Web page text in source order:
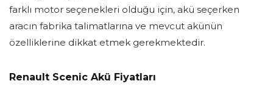
farklı motor seçenekleri olduğu için, akü seçerken
aracın fabrika talimatlarına ve mevcut akünün
özelliklerine dikkat etmek gerekmektedir.
Renault Scenic Akü Fiyatları